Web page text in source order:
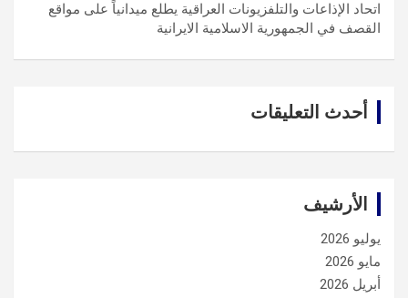
اتحاد الإذاعات والتلفزيونات العراقية يطلع ميدانياً على مواقع
القصف في الجمهورية الاسلامية الايرانية
أحدث التعليقات
الأرشيف
يوليو 2026
مايو 2026
أبريل 2026